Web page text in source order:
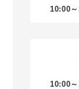
10:00
10:00